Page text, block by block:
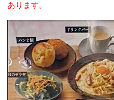
あります。